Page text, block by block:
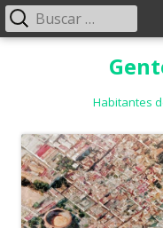
Habitantes
Menú